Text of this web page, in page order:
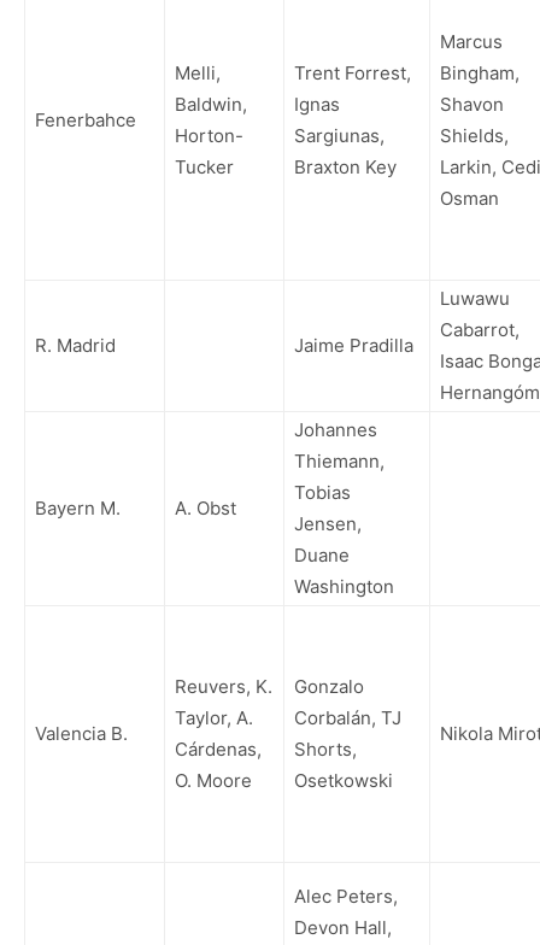
Fenerbahce
Melli,
Baldwin,
Horton-
Tucker
Trent Forrest,
Ignas
Sargiunas,
Braxton Key
Marcus
Bingham,
Shavon
Shields,
Larkin, Cedi
Osman
R. Madrid Jaime Pradilla
Luwawu
Cabarrot,
Isaac
Bayern M. A. Obst
Johannes
Thiemann,
Tobias
Jensen,
Duane
Washington
Valencia B.
Reuvers, K.
Taylor, A.
Cárdenas,
O. Moore
Gonzalo
Corbalán, TJ
Shorts,
Osetkowski
Nikola
Alec Peters,
Devon Hall,